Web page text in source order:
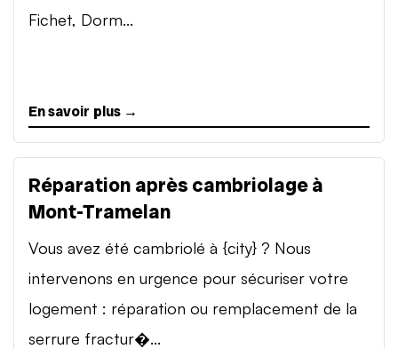
Fichet, Dorm...
En savoir plus →
Réparation après cambriolage à
Mont-Tramelan
Vous avez été cambriolé à {city} ? Nous
intervenons en urgence pour sécuriser votre
logement : réparation ou remplacement de la
serrure fractur�...